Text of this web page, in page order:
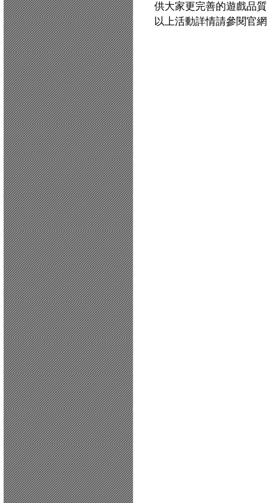
供大家更完善的遊戲品質
以上活動詳情請參閱官網